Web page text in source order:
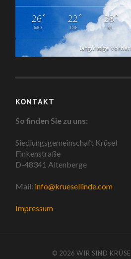
26°
MO
22 °
DIE
28°
MI
langfristige
KONTAKT
So finden Sie zu uns:
Siedlungsgemeinschaft Krüsel
Finkenstraße
D-48341 Altenberge
Mail: info@kruesellinde.com
Impressum
© 2026WIR SIND